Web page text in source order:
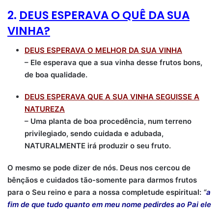
2. DEUS ESPERAVA O QUÊ DA SUA
VINHA?
DEUS ESPERAVA O MELHOR DA SUA VINHA
– Ele esperava que a sua vinha desse frutos bons,
de boa qualidade.
DEUS ESPERAVA QUE A SUA VINHA SEGUISSE A
NATUREZA
– Uma planta de boa procedência, num terreno
privilegiado, sendo cuidada e adubada,
NATURALMENTE irá produzir o seu fruto.
O mesmo se pode dizer de nós. Deus nos cercou de
bênçãos e cuidados tão-somente para darmos frutos
para o Seu reino e para a nossa completude espiritual: “a
fim de que tudo quanto em meu nome pedirdes ao Pai ele